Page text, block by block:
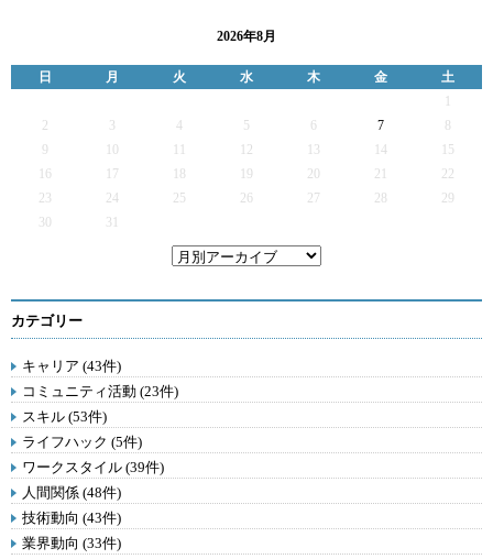
2026年8月
日 月 火 水 木 金
土
2
3 4 5 6 7
9
12 13 14
15
16
17 19 20 21
22
23
24 25 26 27 28
29
30
31
カテゴリー
キャリア (43件)
コミュニティ活動 (23件)
スキル (53件)
ライフハック (5件)
ワークスタイル (39件)
人間関係 (48件)
技術動向 (43件)
業界動向 (33件)